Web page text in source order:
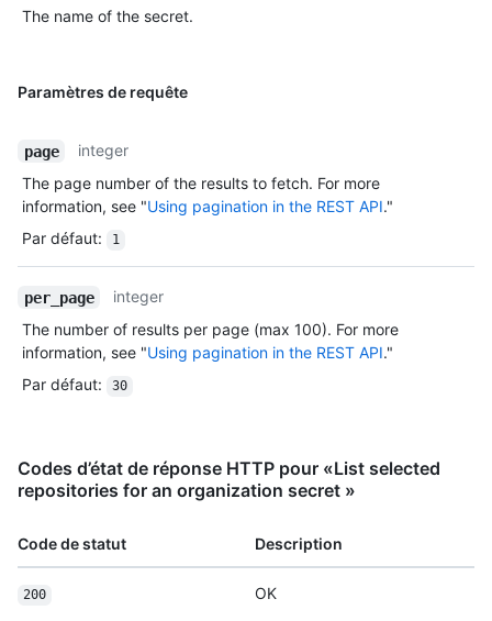
The name of the secret.
Paramètres de requête
page
integer
The page number of the results to fetch. For more
information, see "Using pagination in the REST API."
Par défaut: 1
per_page
integer
The number of results per page (max 100). For more
information, see "Using pagination in the REST API."
Par défaut: 30
Codes d’état de réponse HTTP pour «List selected
repositories for an organization secret »
Code de statut Description
200 OK